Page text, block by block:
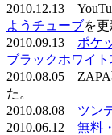
2010.12.13
ようチューブを更
2010.09.13 ポケ
ブラックホワイ
2010.08.05 ZAPA
た。
2010.08.08 ツン
2010.06.12 無料